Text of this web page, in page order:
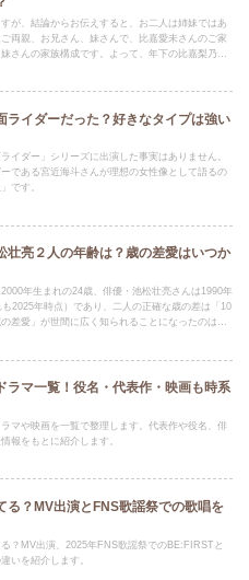
が、結論からお伝えすると、お二人は姉妹ではあ
両親、お兄さん、妹さんで、比嘉愛未さんのご家
さんの家族構成です。よって、年下の比嘉梨乃に
ライダーだった？好きなタイプは強い
イダー」シリーズに出演した事実はありません。
である宮近海斗さんが理想の女性像として語るの
です。
壮亮２人の年齢は？歳の差愛はいつか
年生まれの24歳、俳優・池松壮亮さんは1990年
2025年時点）であり、二人の正確な歳の差は「10
差愛」が世間に広く知られることになったのは、
ラマ一覧！役名・代表作・映画も時系
マや映画を一覧で整理します。代表作や役名、俳
報をもとに紹介します。
る？MV出演とFNS歌謡祭での歌唱を
？MV出演、2025年FNS歌謡祭でのBE:FIRSTと
いを紹介します。